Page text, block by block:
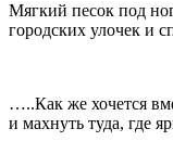
Мягкий песок под
городских улочек и
…..Как же хочется
и махнуть туда, где